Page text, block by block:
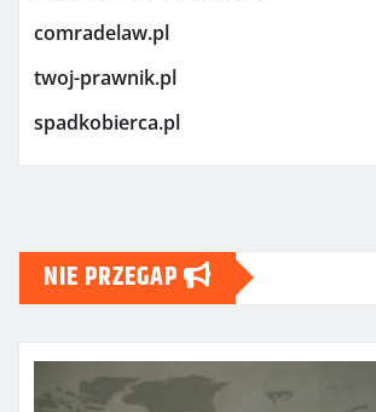
comradelaw.pl
twoj-prawnik.pl
spadkobierca.pl
NIE PRZEGAP